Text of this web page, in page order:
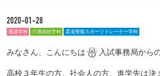
2020-01-28
看護学科 介護福祉学科 柔道整復スポーツトレーナー学科
みなさん、こんにちは 入試事務局から
高校３年生の方、社会人の方、進学先は決